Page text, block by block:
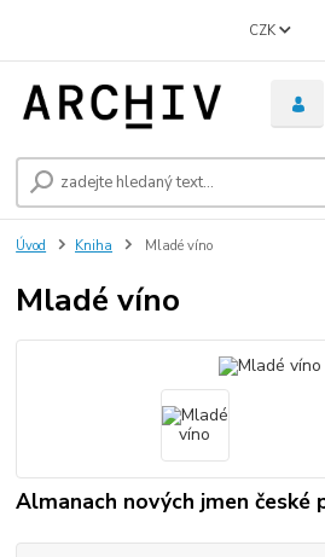
CZK
Úvod Kniha Mladé víno
Mladé víno
Almanach nových jmen české